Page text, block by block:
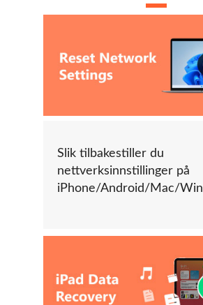
Slik tilbakestiller du
nettverksinnstillinger på
iPhone/Android/Mac/Win